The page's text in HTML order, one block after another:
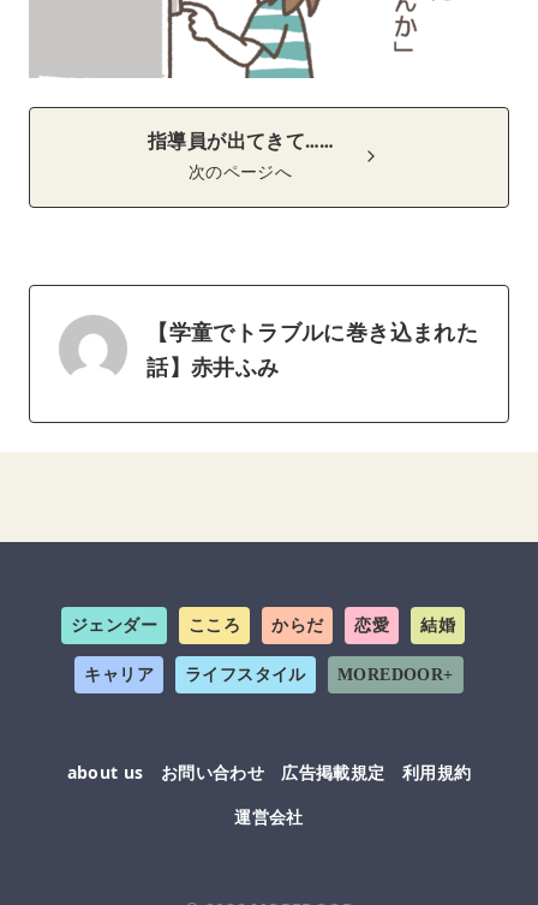
指導員が出てきて……
次のページへ
【学童でトラブルに巻き込まれた
話】赤井ふみ
ジェンダー こころ からだ 恋愛 結婚
キャリア ライフスタイル MOREDOOR+
about us お問い合わせ 広告掲載規定
利用規約
運営会社